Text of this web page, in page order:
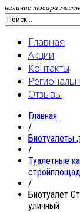
наличие товара
Главная
Акции
Контакты
Отзывы
Главная
/
Биотуалеты
/
Туалетные
/
Биотуалет
уличный